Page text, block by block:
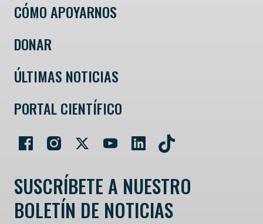
CÓMO APOYARNOS
DONAR
ÚLTIMAS NOTICIAS
PORTAL CIENTÍFICO
SUSCRÍBETE A NUESTRO
BOLETÍN DE NOTICIAS